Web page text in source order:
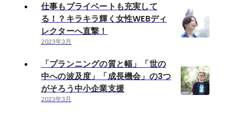
仕事もプライベートも充実して
る！？キラキラ輝く女性WEBディ
レクターへ直撃！
2023年3月
「プランニングの質と幅」「世の
中への波及度」「成長機会」の3つ
がそろう中小企業支援
2023年3月